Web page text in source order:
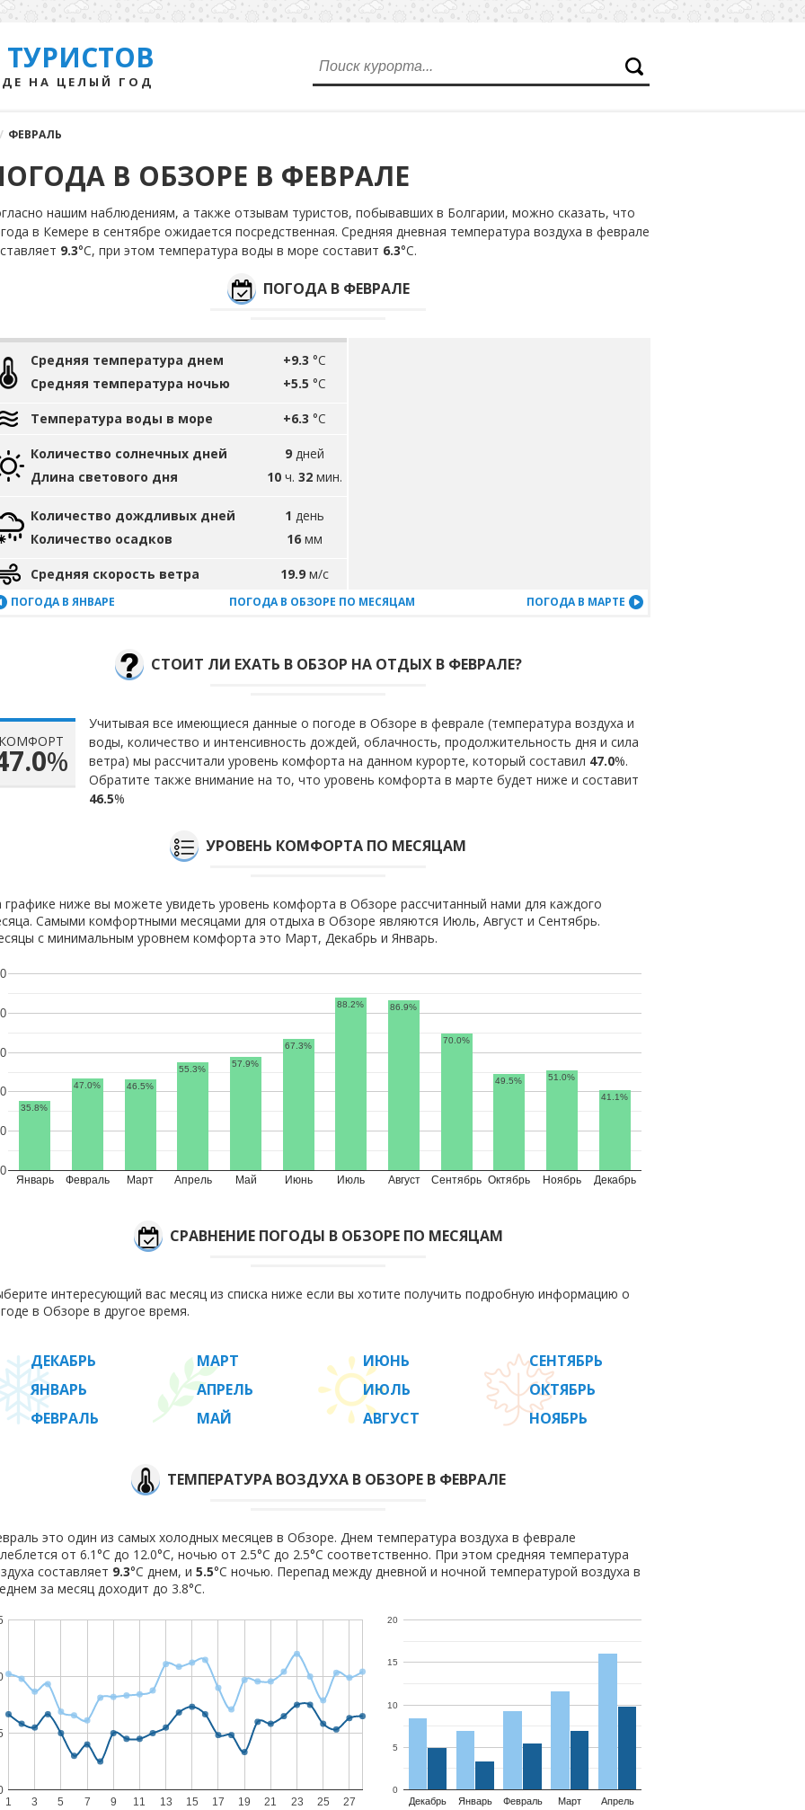
НА ЦЕЛЫЙ ГОД
/ ФЕВРАЛЬ
В ОБЗОРЕ В ФЕВРАЛЕ
нашим наблюдениям, а также отзывам туристов, побывавших в Болгарии, можно сказать, что
в Кемере в сентябре ожидается посредственная. Средняя дневная температура воздуха в феврале
9.3°С, при этом температура воды в море составит 6.3°С.
ПОГОДА В ФЕВРАЛЕ
Средняя температура днем
Средняя температура ночью
+9.3 °C
+5.5 °C
Температура воды в море +6.3 °C
Количество солнечных дней
Длина светового дня
9 дней
10 ч. 32 мин.
Количество дождливых дней
Количество осадков
1 день
16 мм
Средняя скорость ветра 19.9 м/с
ПОГОДА В ЯНВАРЕ ПОГОДА В ОБЗОРЕ ПО МЕСЯЦАМ ПОГОДА В МАРТЕ
СТОИТ ЛИ ЕХАТЬ В ОБЗОР НА ОТДЫХ В ФЕВРАЛЕ?
КОМФОРТ
%
Учитывая все имеющиеся данные о погоде в Обзоре в феврале (температура воздуха и
воды, количество и интенсивность дождей, облачность, продолжительность дня и сила
ветра) мы рассчитали уровень комфорта на данном курорте, который составил 47.0%.
Обратите также внимание на то, что уровень комфорта в марте будет ниже и составит
46.5%
УРОВЕНЬ КОМФОРТА ПО МЕСЯЦАМ
графике ниже вы можете увидеть уровень комфорта в Обзоре рассчитанный нами для каждого
Самыми комфортными месяцами для отдыха в Обзоре являются Июль, Август и Сентябрь.
с минимальным уровнем комфорта это Март, Декабрь и Январь.
Январь Февраль Март Апрель Май Июнь Июль Август Сентябрь Октябрь Ноябрь Декабрь
0
35.8%
47.0% 46.5%
55.3%
57.9%
67.3%
88.2% 86.9%
70.0%
49.5%
51.0%
41.1%
СРАВНЕНИЕ ПОГОДЫ В ОБЗОРЕ ПО МЕСЯЦАМ
интересующий вас месяц из списка ниже если вы хотите получить подробную информацию о
в Обзоре в другое время.
ДЕКАБРЬ
ЯНВАРЬ
ФЕВРАЛЬ
МАРТ
АПРЕЛЬ
МАЙ
ИЮНЬ
ИЮЛЬ
АВГУСТ
СЕНТЯБРЬ
ОКТЯБРЬ
НОЯБРЬ
ТЕМПЕРАТУРА ВОЗДУХА В ОБЗОРЕ В ФЕВРАЛЕ
это один из самых холодных месяцев в Обзоре. Днем температура воздуха в феврале
от 6.1°C до 12.0°C, ночью от 2.5°C до 2.5°C соответственно. При этом средняя температура
составляет 9.3°C днем, и 5.5°C ночью. Перепад между дневной и ночной температурой воздуха в
за месяц доходит до 3.8°С.
1 3 5 7 9 11 13 15 17 19 21 23 25 27 Декабрь Январь Февраль Март Апрель
0
5
10
15
20